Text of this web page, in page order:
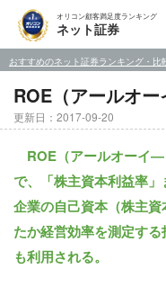
オリコン顧客満足度ランキング
ネット証券
おすすめのネット証券ランキング・比
ROE（アールオー
更新日：2017-09-20
ROE（アールオーイ
で、「株主資本利益率」
企業の自己資本（株主
たか経営効率を測定す
も利用される。